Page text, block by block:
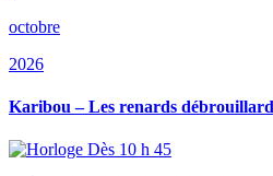
octobre
2026
Karibou – Les renards
Dès 10 h 45